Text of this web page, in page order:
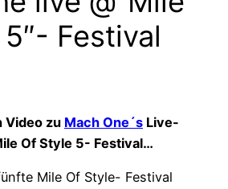
Festival
Video zu Mach One´s Live-
Of Style 5- Festival…
Mile Of Style- Festival